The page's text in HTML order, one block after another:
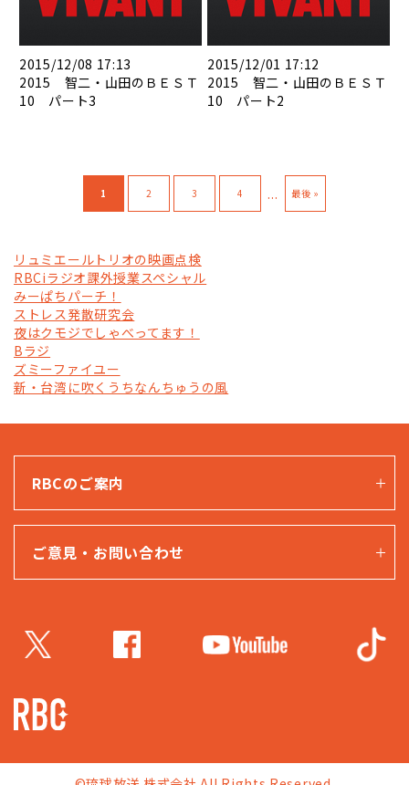
2015/12/08 17:13
2015 智二・山田のＢＥＳＴ
10 パート3
2015/12/01 17:12
2015 智二・山田のＢＥＳＴ
10 パート2
1 2 3 4 ... 最後 »
リュミエールトリオの映画点検
RBCiラジオ課外授業スペシャル
みーぱちパーチ！
ストレス発散研究会
夜はクモジでしゃべってます！
Bラジ
ズミーファイユー
新・台湾に吹くうちなんちゅうの風
RBCのご案内
ご意見・お問い合わせ